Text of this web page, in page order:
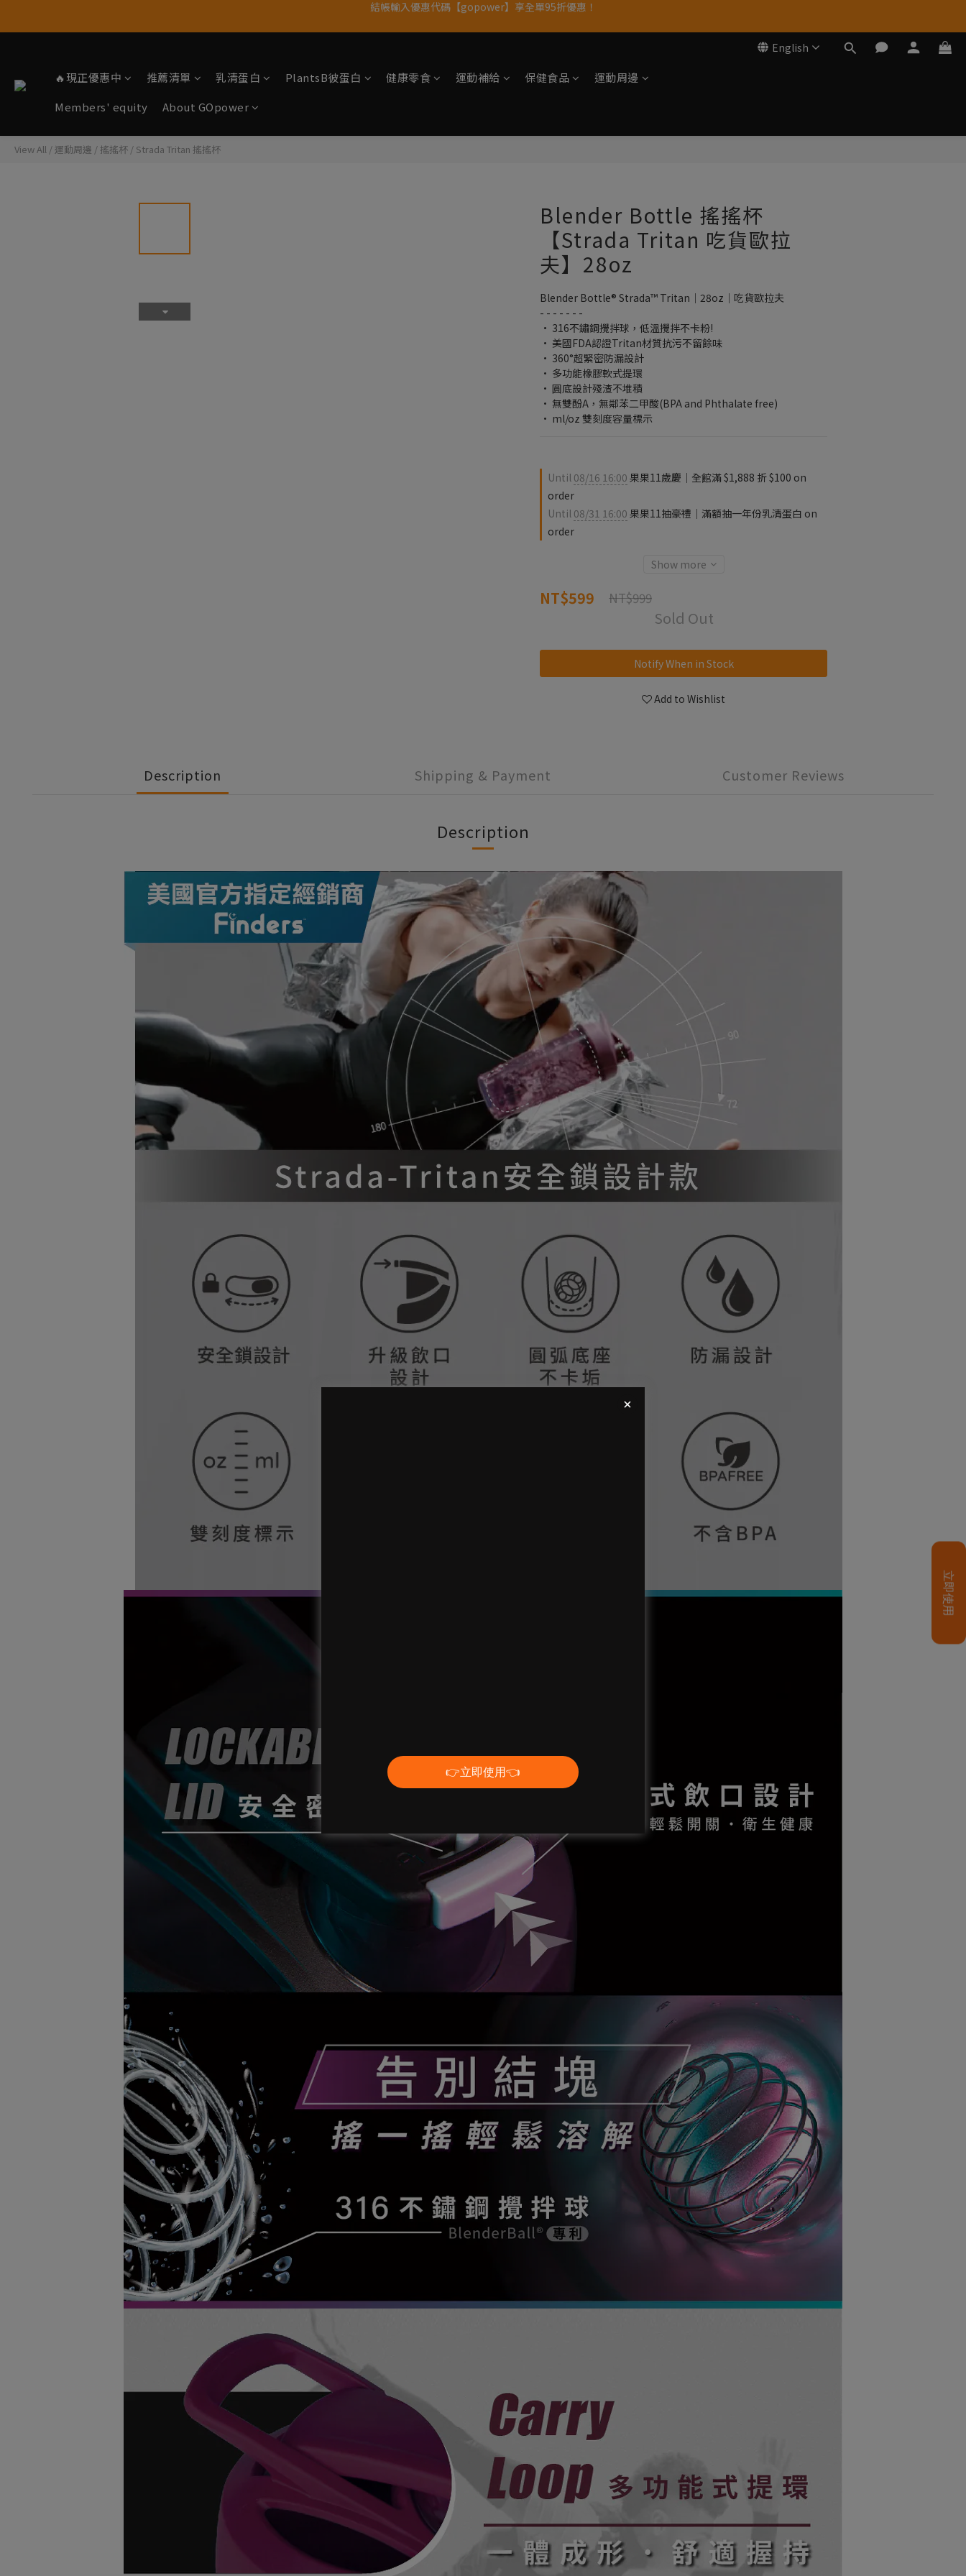
果果11歲慶｜App 下單享 5% 購物金回饋
11歲慶好禮｜買 500g/1kg 指定乳清2包贈品牌毛巾
English
🔥現正優惠中 推薦清單 乳清蛋白 PlantsB彼蛋白 健康零食 運動補給 保健食品
運動周邊
Members' equity
About GOpower
View All /運動周邊 / 搖搖杯 / Strada Tritan 搖搖杯
Blender Bottle 搖搖杯
【Strada Tritan 吃貨歐拉
夫】28oz
Blender Bottle® Strada™ Tritan｜28oz｜吃貨歐拉夫
- - - - - - -
• 316不鏽鋼攪拌球，低溫攪拌不卡粉!
• 美國FDA認證Tritan材質抗污不留餘味
• 360°超緊密防漏設計
• 多功能橡膠軟式提環
• 圓底設計殘渣不堆積
• 無雙酚A，無鄰苯二甲酸(BPA and Phthalate free)
• ml/oz 雙刻度容量標示
Until 08/16 16:00 果果11歲慶｜全館滿 $1,888 折 $100 on
order
Until 08/31 16:00 果果11抽豪禮｜滿額抽一年份乳清蛋白 on
order
Show more
NT$599 NT$999
Sold Out
Notify When in Stock
Add to Wishlist
Description Shipping & Payment Customer Reviews
Description